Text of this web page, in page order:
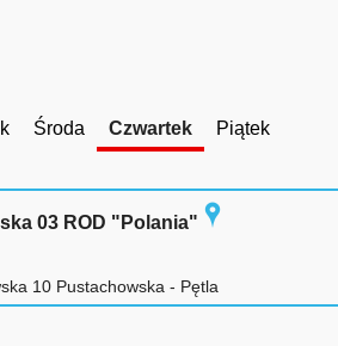
Środa Czwartek
Piątek
03 ROD "Polania"
10 Pustachowska - Pętla